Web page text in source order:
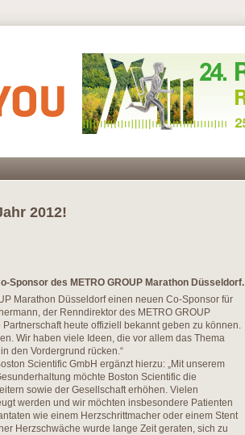
2012!
Sponsor des METRO GROUP Marathon Düsseldorf.
Marathon Düsseldorf einen neuen Co-Sponsor für
der Renndirektor des METRO GROUP
heute offiziell bekannt geben zu können.
Wir haben viele Ideen, die vor allem das Thema
den Vordergrund rücken.“
Scientific GmbH ergänzt hierzu: „Mit unserem
möchte Boston Scientific die
sowie der Gesellschaft erhöhen. Vielen
werden und wir möchten insbesondere Patienten
wie einem Herzschrittmacher oder einem Stent
Herzschwäche wurde lange Zeit geraten, sich zu